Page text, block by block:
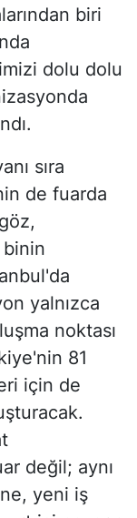
biri
dolu dolu
sıra
de fuarda
binin
yalnızca
noktası
81
için de
değil; aynı
yeni iş